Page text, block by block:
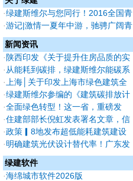
·绿建斯维尔与您同行！2016全国青
年绿色建筑夏令营
·游记|激情一夏年中游，驰骋广阔青
青草原！
新闻资讯
· 陕西印发《关于提升住房品质的实
施方案》新建住宅全执行绿标，
2030保障房率先成"好房子"
· 从能耗到碳排，绿建斯维尔能碳系
列软件2026版深度焕新
· 上海│关于印发上海市绿色建筑全
过程管理相关格式文本的通知
·绿建斯维尔参编的《建筑碳排放计
算与评价标准》已实施！
·全面绿色转型！这一省，重磅发
布！
·住建部部长倪虹发表署名文章，信
息量很大！
·政策▎8地发布超低能耗建筑建设
任务
·明确建筑光伏设计替代率！广东发
布《可再生能源建筑应用系统设计
技术导则》（征求意见稿）
绿建软件
·海绵城市软件2026版